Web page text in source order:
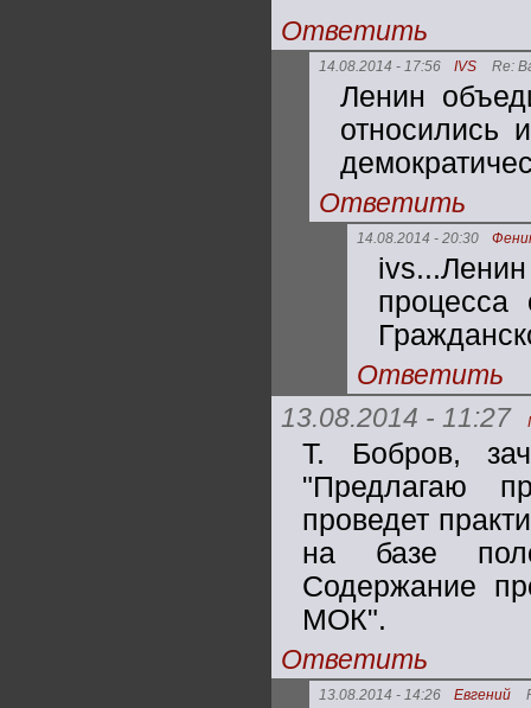
Ответить
14.08.2014 - 17:56 IVS Re:
Ленин
относились
Ответить
14.08.2014 - 20:30
процесса
Ответить
13.08.2014 - 11:27
Т. Бобров,
"Предлагаю
проведет
на базе
Содержание
МОК".
Ответить
13.08.2014 - 14:26 Евгений